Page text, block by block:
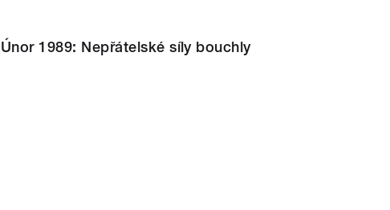
Únor 1989: Nepřátelské síly bouchly